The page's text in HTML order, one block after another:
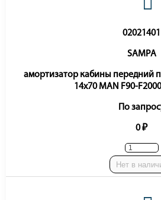
02021401
SAMPA
амортизатор кабины передний
14x70 MAN F90-
По
0 ₽
Нет в